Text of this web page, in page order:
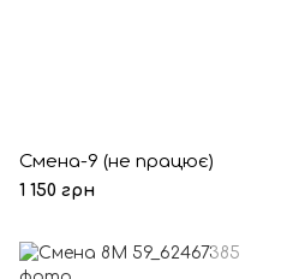
Смена-9 (не працює)
1 150 грн